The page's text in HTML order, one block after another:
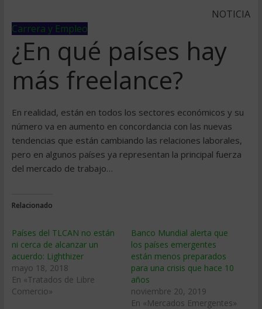
NOTICIA
Carrera y Empleo
¿En qué países hay
más freelance?
En realidad, están en todos los sectores económicos y su
número va en aumento en concordancia con las nuevas
tendencias que están cambiando las relaciones laborales,
pero en algunos países ya representan la principal fuerza
del mercado de trabajo…
Relacionado
Países del TLCAN no están
ni cerca de alcanzar un
acuerdo: Lighthizer
mayo 18, 2018
En «Tratados de Libre
Comercio»
Banco Mundial alerta que
los países emergentes
están menos preparados
para una crisis que hace 10
años
noviembre 20, 2019
En «Mercados Emergentes»